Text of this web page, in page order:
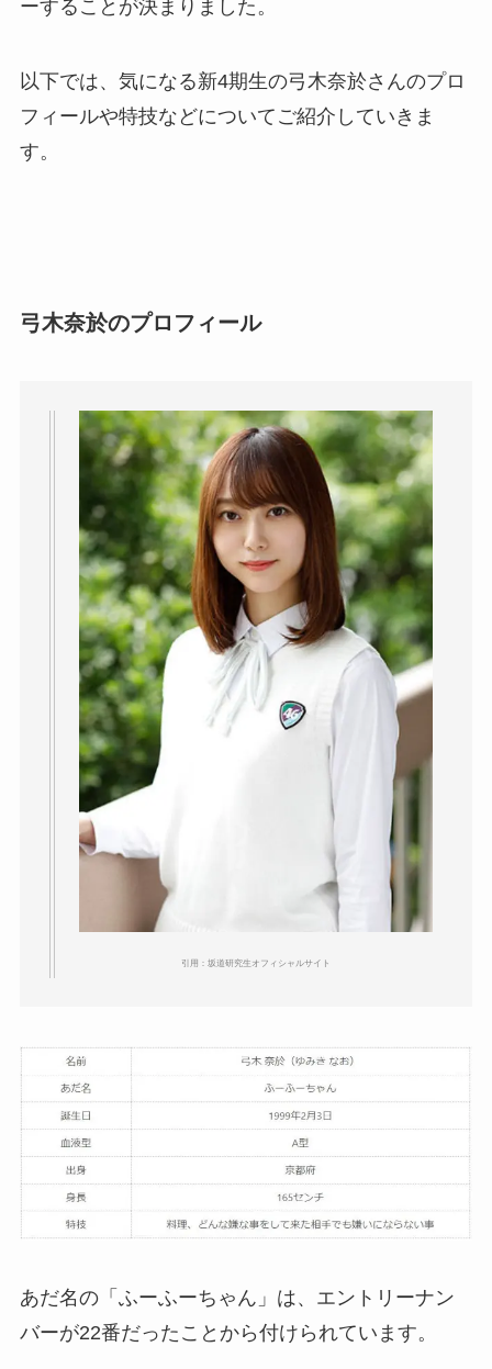
ーすることが決まりました。
以下では、気になる新4期生の弓木奈於さんのプロ
フィールや特技などについてご紹介していきま
す。
弓木奈於のプロフィール
引用：坂道研究生オフィシャルサイト
あだ名の「ふーふーちゃん」は、エントリーナン
バーが22番だったことから付けられています。